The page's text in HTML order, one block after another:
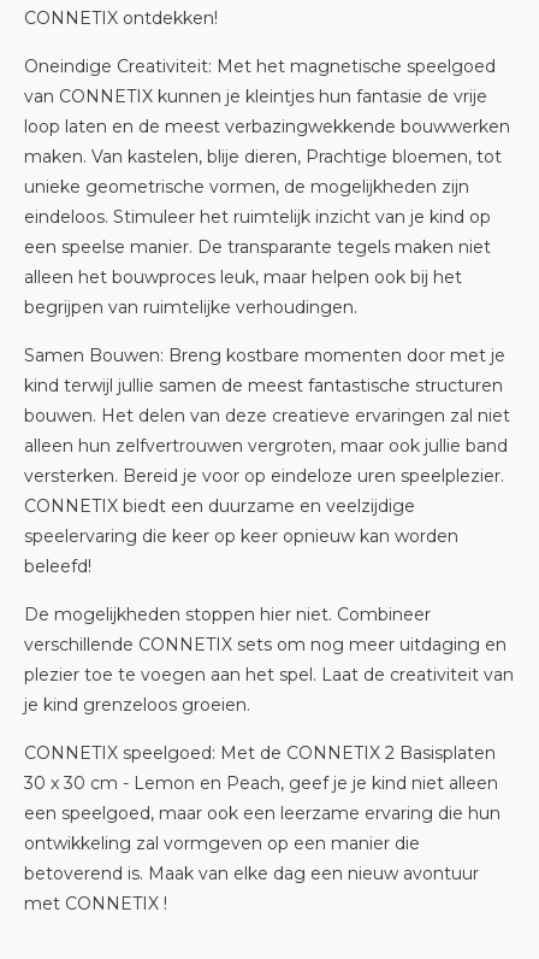
CONNETIX ontdekken!
Oneindige Creativiteit: Met het magnetische speelgoed
van CONNETIX kunnen je kleintjes hun fantasie de vrije
loop laten en de meest verbazingwekkende bouwwerken
maken. Van kastelen, blije dieren, Prachtige bloemen, tot
unieke geometrische vormen, de mogelijkheden zijn
eindeloos. Stimuleer het ruimtelijk inzicht van je kind op
een speelse manier. De transparante tegels maken niet
alleen het bouwproces leuk, maar helpen ook bij het
begrijpen van ruimtelijke verhoudingen.
Samen Bouwen: Breng kostbare momenten door met je
kind terwijl jullie samen de meest fantastische structuren
bouwen. Het delen van deze creatieve ervaringen zal niet
alleen hun zelfvertrouwen vergroten, maar ook jullie band
versterken. Bereid je voor op eindeloze uren speelplezier.
CONNETIX biedt een duurzame en veelzijdige
speelervaring die keer op keer opnieuw kan worden
beleefd!
De mogelijkheden stoppen hier niet. Combineer
verschillende CONNETIX sets om nog meer uitdaging en
plezier toe te voegen aan het spel. Laat de creativiteit van
je kind grenzeloos groeien.
CONNETIX speelgoed: Met de CONNETIX 2 Basisplaten
30 x 30 cm - Lemon en Peach, geef je je kind niet alleen
een speelgoed, maar ook een leerzame ervaring die hun
ontwikkeling zal vormgeven op een manier die
betoverend is. Maak van elke dag een nieuw avontuur
met CONNETIX !